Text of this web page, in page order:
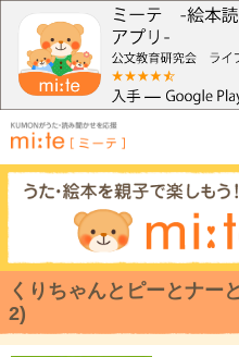
くりちゃんとピーとナー
2)